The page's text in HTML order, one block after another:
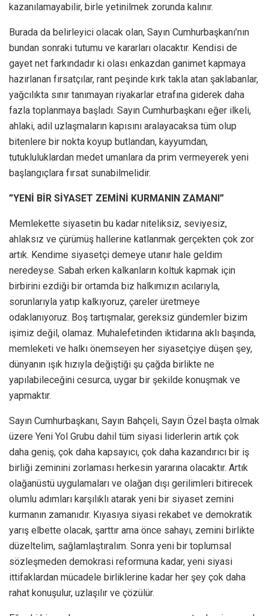
kazanılamayabilir, birle yetinilmek zorunda kalınır.
Burada da belirleyici olacak olan, Sayın Cumhurbaşkanı’nın
bundan sonraki tutumu ve kararları olacaktır. Kendisi de
gayet net farkındadır ki olası enkazdan ganimet kapmaya
hazırlanan fırsatçılar, rant peşinde kırk takla atan şaklabanlar,
yağcılıkta sınır tanımayan riyakarlar etrafına giderek daha
fazla toplanmaya başladı. Sayın Cumhurbaşkanı eğer ilkeli,
ahlaki, adil uzlaşmaların kapısını aralayacaksa tüm olup
bitenlere bir nokta koyup butlandan, kayyumdan,
tutukluluklardan medet umanlara da prim vermeyerek yeni
başlangıçlara fırsat sunabilmelidir.
”YENİ BİR SİYASET ZEMİNİ KURMANIN ZAMANI”
Memlekette siyasetin bu kadar niteliksiz, seviyesiz,
ahlaksız ve çürümüş hallerine katlanmak gerçekten çok zor
artık. Kendime siyasetçi demeye utanır hale geldim
neredeyse. Sabah erken kalkanların koltuk kapmak için
birbirini ezdiği bir ortamda biz halkımızın acılarıyla,
sorunlarıyla yatıp kalkıyoruz, çareler üretmeye
odaklanıyoruz. Boş tartışmalar, gereksiz gündemler bizim
işimiz değil, olamaz. Muhalefetinden iktidarına aklı başında,
memleketi ve halkı önemseyen her siyasetçiye düşen şey,
dünyanın ışık hızıyla değiştiği şu çağda birlikte ne
yapılabileceğini cesurca, uygar bir şekilde konuşmak ve
yapmaktır.
Sayın Cumhurbaşkanı, Sayın Bahçeli, Sayın Özel başta olmak
üzere Yeni Yol Grubu dahil tüm siyasi liderlerin artık çok
daha geniş, çok daha kapsayıcı, çok daha kazandırıcı bir iş
birliği zeminini zorlaması herkesin yararına olacaktır. Artık
olağanüstü uygulamaları ve olağan dışı gerilimleri bitirecek
olumlu adımları karşılıklı atarak yeni bir siyaset zemini
kurmanın zamanıdır. Kıyasıya siyasi rekabet ve demokratik
yarış elbette olacak, şarttır ama önce sahayı, zemini birlikte
düzeltelim, sağlamlaştıralım. Sonra yeni bir toplumsal
sözleşmeden demokrasi reformuna kadar, yeni siyasi
ittifaklardan mücadele birliklerine kadar her şey çok daha
rahat konuşulur, uzlaşılır ve çözülür.